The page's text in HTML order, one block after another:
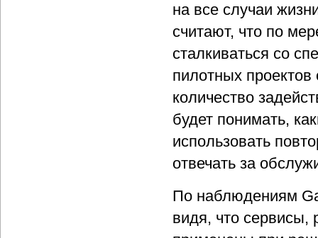
на все случаи
считают, что по
сталкиваться со
пилотных
количество
будет понимать,
использовать
отвечать за
По наблюдениям
видя, что сервисы,